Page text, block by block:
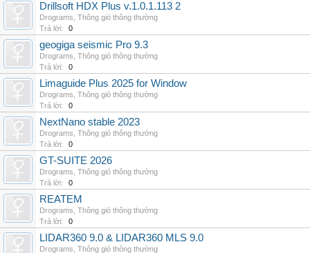
Drillsoft HDX Plus v.1.0.1.113 2
Drograms Thông gió thông thường
Trả lời:
0
geogiga seismic Pro 9.3
Drograms Thông gió thông thường
Trả lời:
0
Limaguide Plus 2025 for Window
Drograms Thông gió thông thường
Trả lời:
0
NextNano stable 2023
Drograms Thông gió thông thường
Trả lời:
0
GT-SUITE 2026
Drograms Thông gió thông thường
Trả lời:
0
REATEM
Drograms Thông gió thông thường
Trả lời:
0
LIDAR360 9.0 & LIDAR360 MLS 9.0
Drograms Thông gió thông thường